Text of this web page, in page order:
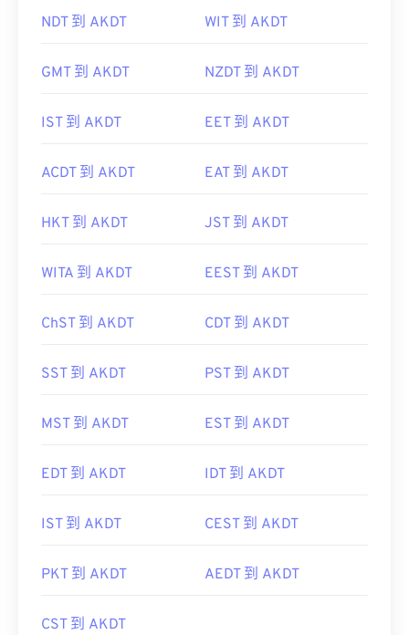
NDT 到 AKDT WIT 到 AKDT
GMT 到 AKDT NZDT 到 AKDT
IST 到 AKDT EET 到 AKDT
ACDT 到 AKDT EAT 到 AKDT
HKT 到 AKDT JST 到 AKDT
WITA 到 AKDT EEST 到 AKDT
ChST 到 AKDT CDT 到 AKDT
SST 到 AKDT PST 到 AKDT
MST 到 AKDT EST 到 AKDT
EDT 到 AKDT IDT 到 AKDT
IST 到 AKDT CEST 到 AKDT
PKT 到 AKDT AEDT 到 AKDT
CST 到 AKDT